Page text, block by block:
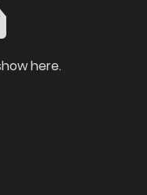
here.